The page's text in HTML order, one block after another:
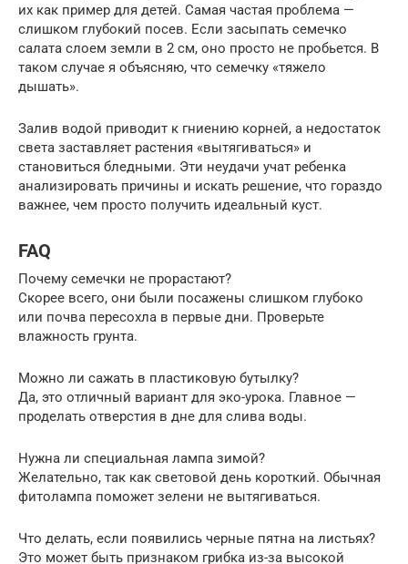
их как пример для детей. Самая частая проблема —
слишком глубокий посев. Если засыпать семечко
салата слоем земли в 2 см, оно просто не пробьется. В
таком случае я объясняю, что семечку «тяжело
дышать».
Залив водой приводит к гниению корней, а недостаток
света заставляет растения «вытягиваться» и
становиться бледными. Эти неудачи учат ребенка
анализировать причины и искать решение, что гораздо
важнее, чем просто получить идеальный куст.
FAQ
Почему семечки не прорастают?
Скорее всего, они были посажены слишком глубоко
или почва пересохла в первые дни. Проверьте
влажность грунта.
Можно ли сажать в пластиковую бутылку?
Да, это отличный вариант для эко-урока. Главное —
проделать отверстия в дне для слива воды.
Нужна ли специальная лампа зимой?
Желательно, так как световой день короткий. Обычная
фитолампа поможет зелени не вытягиваться.
Что делать, если появились черные пятна на листьях?
Это может быть признаком грибка из-за высокой